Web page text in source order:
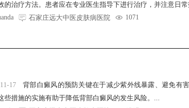
的治疗方法。患者应在专业医生指导下进行治疗，并注意日常
石家庄远大中医皮肤病医院 1071
17
背部白癜风的预防关键在于减少紫外线暴露、避免有
些措施的实施有助于降低背部白癜风的发生风险。...